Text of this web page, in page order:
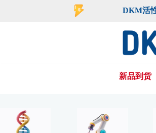
DKM活
新品到货